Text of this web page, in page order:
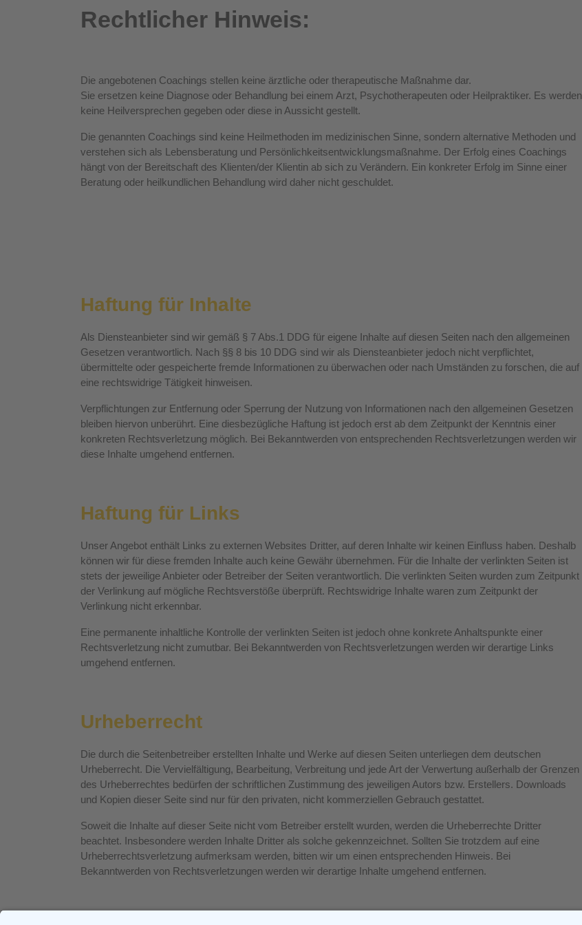
Rechtlicher Hinweis:
Die angebotenen Coachings stellen keine ärztliche oder therapeutische Maßnahme dar.
Sie ersetzen keine Diagnose oder Behandlung bei einem Arzt, Psychotherapeuten oder Heilpraktiker. Es werden
keine Heilversprechen gegeben oder diese in Aussicht gestellt.
Die genannten Coachings sind keine Heilmethoden im medizinischen Sinne, sondern alternative Methoden und
verstehen sich als Lebensberatung und Persönlichkeitsentwicklungsmaßnahme. Der Erfolg eines Coachings
hängt von der Bereitschaft des Klienten/der Klientin ab sich zu Verändern. Ein konkreter Erfolg im Sinne einer
Beratung oder heilkundlichen Behandlung wird daher nicht geschuldet.
Haftung für Inhalte
Als Diensteanbieter sind wir gemäß § 7 Abs.1 DDG für eigene Inhalte auf diesen Seiten nach den allgemeinen
Gesetzen verantwortlich. Nach §§ 8 bis 10 DDG sind wir als Diensteanbieter jedoch nicht verpflichtet,
übermittelte oder gespeicherte fremde Informationen zu überwachen oder nach Umständen zu forschen, die auf
eine rechtswidrige Tätigkeit hinweisen.
Verpflichtungen zur Entfernung oder Sperrung der Nutzung von Informationen nach den allgemeinen Gesetzen
bleiben hiervon unberührt. Eine diesbezügliche Haftung ist jedoch erst ab dem Zeitpunkt der Kenntnis einer
konkreten Rechtsverletzung möglich. Bei Bekanntwerden von entsprechenden Rechtsverletzungen werden wir
diese Inhalte umgehend entfernen.
Haftung für Links
Unser Angebot enthält Links zu externen Websites Dritter, auf deren Inhalte wir keinen Einfluss haben. Deshalb
können wir für diese fremden Inhalte auch keine Gewähr übernehmen. Für die Inhalte der verlinkten Seiten ist
stets der jeweilige Anbieter oder Betreiber der Seiten verantwortlich. Die verlinkten Seiten wurden zum Zeitpunkt
der Verlinkung auf mögliche Rechtsverstöße überprüft. Rechtswidrige Inhalte waren zum Zeitpunkt der
Verlinkung nicht erkennbar.
Eine permanente inhaltliche Kontrolle der verlinkten Seiten ist jedoch ohne konkrete Anhaltspunkte einer
Rechtsverletzung nicht zumutbar. Bei Bekanntwerden von Rechtsverletzungen werden wir derartige Links
umgehend entfernen.
Urheberrecht
Die durch die Seitenbetreiber erstellten Inhalte und Werke auf diesen Seiten unterliegen dem deutschen
Urheberrecht. Die Vervielfältigung, Bearbeitung, Verbreitung und jede Art der Verwertung außerhalb der Grenzen
des Urheberrechtes bedürfen der schriftlichen Zustimmung des jeweiligen Autors bzw. Erstellers. Downloads
und Kopien dieser Seite sind nur für den privaten, nicht kommerziellen Gebrauch gestattet.
Soweit die Inhalte auf dieser Seite nicht vom Betreiber erstellt wurden, werden die Urheberrechte Dritter
beachtet. Insbesondere werden Inhalte Dritter als solche gekennzeichnet. Sollten Sie trotzdem auf eine
Urheberrechtsverletzung aufmerksam werden, bitten wir um einen entsprechenden Hinweis. Bei
Bekanntwerden von Rechtsverletzungen werden wir derartige Inhalte umgehend entfernen.